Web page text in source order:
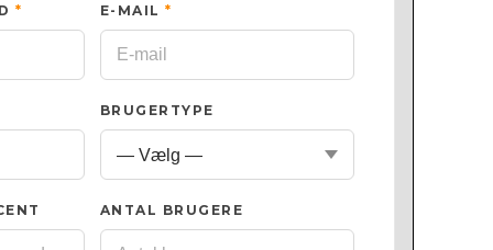
* E-MAIL *
BRUGERTYPE
ANTAL BRUGERE